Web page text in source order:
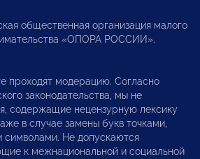
общественная организация малого
«ОПОРА РОССИИ».
проходят модерацию. Согласно
законодательства, мы не
содержащие нецензурную лексику
в случае замены букв точками,
Не допускаются
к межнациональной и социальной